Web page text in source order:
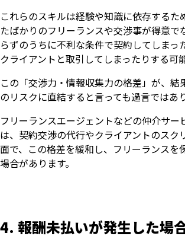
これらのスキルは経験や知識に依存するた
たばかりのフリーランスや交渉事が得意で
らずのうちに不利な条件で契約してしまっ
クライアントと取引してしまったりする可
この「交渉力・情報収集力の格差」が、結
のリスクに直結すると言っても過言ではあ
フリーランスエージェントなどの仲介サー
は、契約交渉の代行やクライアントのスク
面で、この格差を緩和し、フリーランスを
場合があります。
4. 報酬未払いが発生した場